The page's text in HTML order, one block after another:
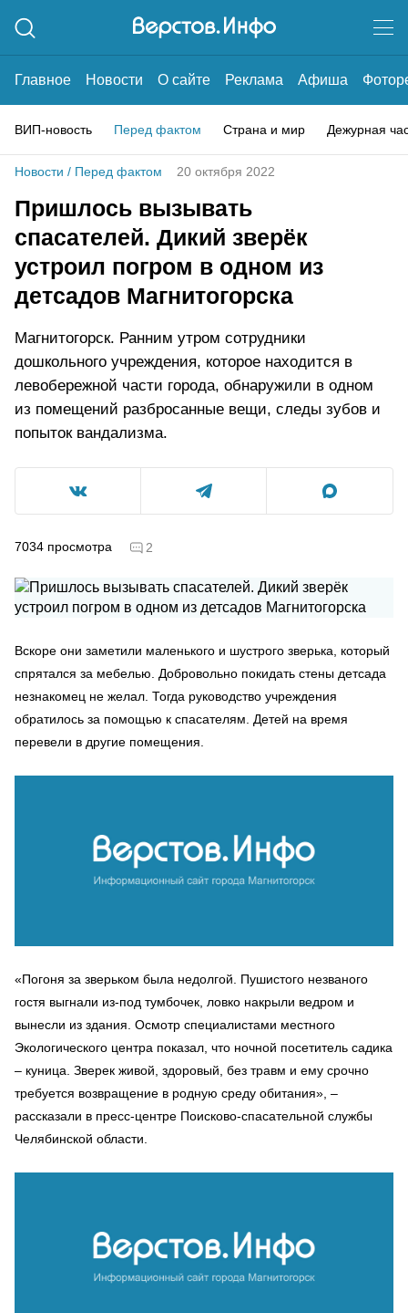
Главное Новости О сайте Реклама Афиша
ВИП-новость Перед фактом Страна и мир Дежурная
Новости / Перед фактом 20 октября 2022
Пришлось вызывать
спасателей. Дикий зверёк
устроил погром в одном из
детсадов Магнитогорска
Магнитогорск. Ранним утром сотрудники
дошкольного учреждения, которое находится в
левобережной части города, обнаружили в одном
из помещений разбросанные вещи, следы зубов и
попыток вандализма.
7034 просмотра 2
Вскоре они заметили маленького и шустрого зверька, который
спрятался за мебелью. Добровольно покидать стены детсада
незнакомец не желал. Тогда руководство учреждения
обратилось за помощью к спасателям. Детей на время
перевели в другие помещения.
«Погоня за зверьком была недолгой. Пушистого незваного
гостя выгнали из-под тумбочек, ловко накрыли ведром и
вынесли из здания. Осмотр специалистами местного
Экологического центра показал, что ночной посетитель садика
– куница. Зверек живой, здоровый, без травм и ему срочно
требуется возвращение в родную среду обитания», –
рассказали в пресс-центре Поисково-спасательной службы
Челябинской области.